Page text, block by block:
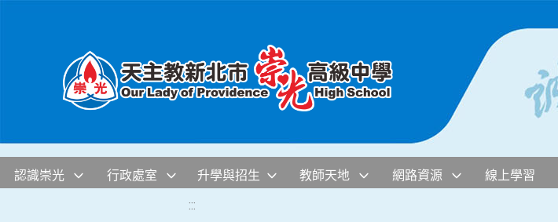
認識崇光 行政處室 升學與招生 教師天地 網路資源 線上學習
:::